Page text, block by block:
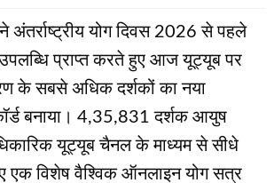
योग दिवस 2026 से पहले
प्राप्‍त करते हुए आज यूट्यूब पर
के सबसे अधिक दर्शकों का नया
बनाया। 4,35,831 दर्शक आयुष
यूट्यूब चैनल के माध्यम से सीधे
एक विशेष वैश्विक ऑनलाइन योग सत्र